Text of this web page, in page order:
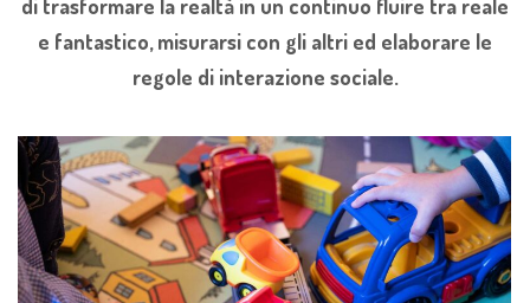
di trasformare la realtà in un continuo fluire tra reale
e fantastico, misurarsi con gli altri ed elaborare le
regole di interazione sociale.